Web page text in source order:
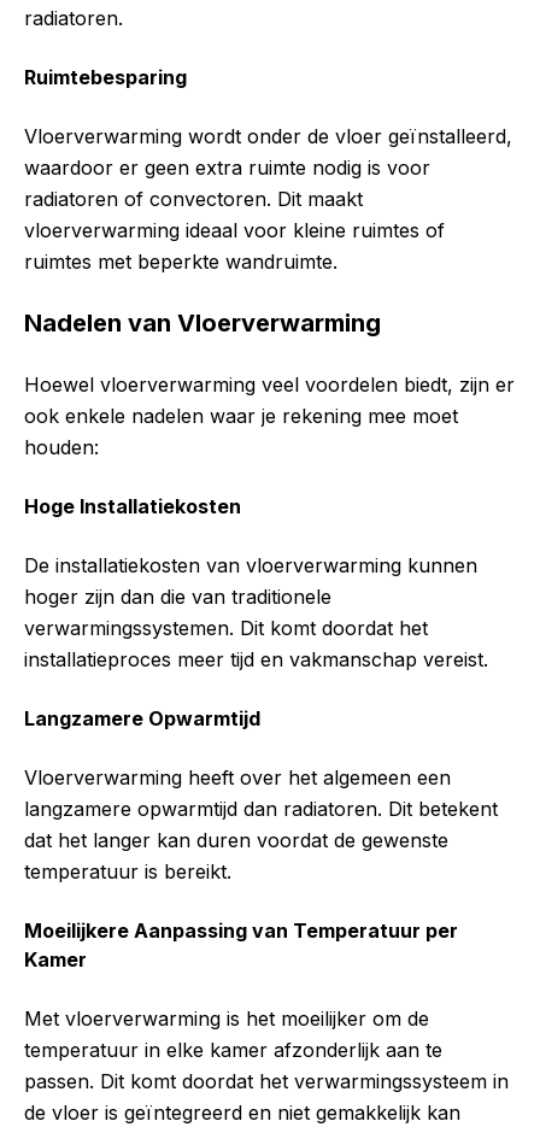
radiatoren.
Ruimtebesparing
Vloerverwarming wordt onder de vloer geïnstalleerd,
waardoor er geen extra ruimte nodig is voor
radiatoren of convectoren. Dit maakt
vloerverwarming ideaal voor kleine ruimtes of
ruimtes met beperkte wandruimte.
Nadelen van Vloerverwarming
Hoewel vloerverwarming veel voordelen biedt, zijn er
ook enkele nadelen waar je rekening mee moet
houden:
Hoge Installatiekosten
De installatiekosten van vloerverwarming kunnen
hoger zijn dan die van traditionele
verwarmingssystemen. Dit komt doordat het
installatieproces meer tijd en vakmanschap vereist.
Langzamere Opwarmtijd
Vloerverwarming heeft over het algemeen een
langzamere opwarmtijd dan radiatoren. Dit betekent
dat het langer kan duren voordat de gewenste
temperatuur is bereikt.
Moeilijkere Aanpassing van Temperatuur per
Kamer
Met vloerverwarming is het moeilijker om de
temperatuur in elke kamer afzonderlijk aan te
passen. Dit komt doordat het verwarmingssysteem in
de vloer is geïntegreerd en niet gemakkelijk kan